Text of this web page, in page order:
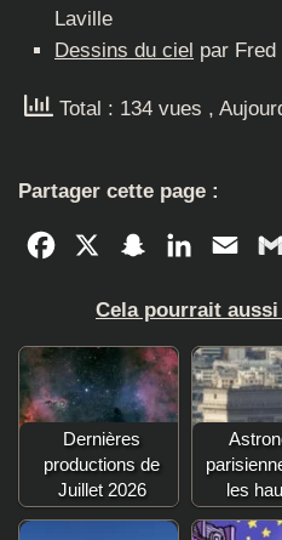
Laville
Dessins du ciel par Fred
Total : 134 vues ,
Partager cette page :
Facebook SnapchatLinkedIn
Cela pourrait
Dernières
productions de
Juillet 2026
les